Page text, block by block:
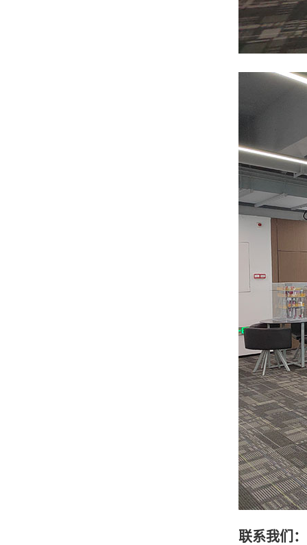
联系我们：